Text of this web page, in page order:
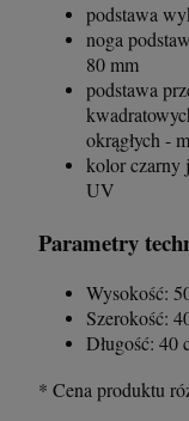
Stolik
Ferne
379,00 zł
Krzesło
397,00 zł
podstawa
noga
80 mm
podstawa
okrągłych -
kolor czarny
UV
Parametry
Wysokość:
Szerokość:
Długość: 40
* Cena produktu